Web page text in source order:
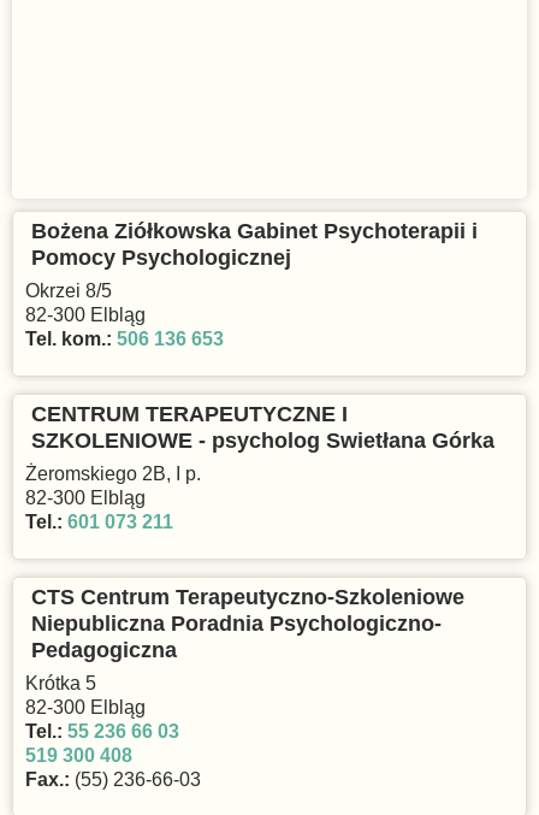
Bożena Ziółkowska Gabinet Psychoterapii i
Pomocy Psychologicznej
Okrzei 8/5
82-300 Elbląg
Tel. kom.: 506 136 653
CENTRUM TERAPEUTYCZNE I
SZKOLENIOWE - psycholog Swietłana Górka
Żeromskiego 2B, I p.
82-300 Elbląg
Tel.: 601 073 211
CTS Centrum Terapeutyczno-Szkoleniowe
Niepubliczna Poradnia Psychologiczno-
Pedagogiczna
Krótka 5
82-300 Elbląg
Tel.: 55 236 66 03
519 300 408
Fax.: (55) 236-66-03